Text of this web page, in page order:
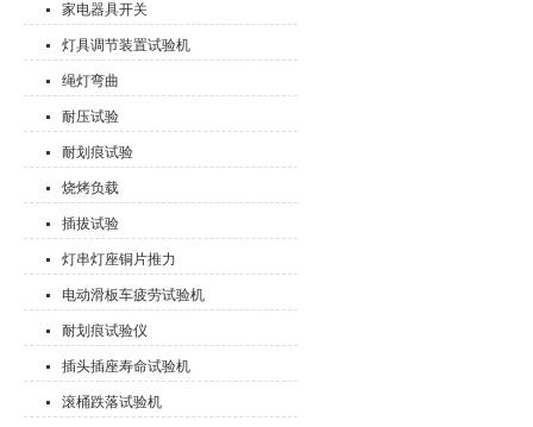
家电器具开关
灯具调节装置试验机
绳灯弯曲
耐压试验
耐划痕试验
烧烤负载
插拔试验
灯串灯座铜片推力
电动滑板车疲劳试验机
耐划痕试验仪
插头插座寿命试验机
滚桶跌落试验机